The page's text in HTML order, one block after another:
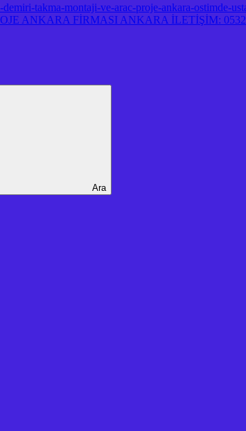
demiri-takma-montaji-ve-arac-proje-ankara-ostimde-
ANKARA FİRMASI ANKARA İLETİŞİM:
Ara